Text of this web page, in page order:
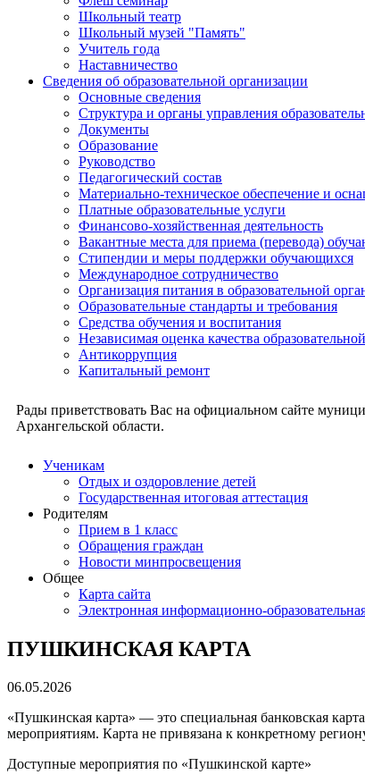
Школьный театр
Школьный музей "Память"
Учитель года
Наставничество
Сведения об образовательной организации
Основные сведения
Структура и органы управления
Документы
Образование
Руководство
Педагогический состав
Материально-техническое обеспечение и
Платные образовательные услуги
Финансово-хозяйственная деятельность
Вакантные места для приема (перевода)
Стипендии и меры поддержки обучающихся
Международное сотрудничество
Организация питания в образовательной
Образовательные стандарты и требования
Средства обучения и воспитания
Независимая оценка качества
Антикоррупция
Капитальный ремонт
Рады приветствовать Вас на официальном сайте
Архангельской области.
Ученикам
Отдых и оздоровление детей
Государственная итоговая аттестация
Родителям
Прием в 1 класс
Обращения граждан
Новости минпросвещения
Общее
Карта сайта
Электронная информационно-
ПУШКИНСКАЯ КАРТА
06.05.2026
«Пушкинская карта» — это специальная банковская
мероприятиям. Карта не привязана к конкретному
Доступные мероприятия по «Пушкинской карте»